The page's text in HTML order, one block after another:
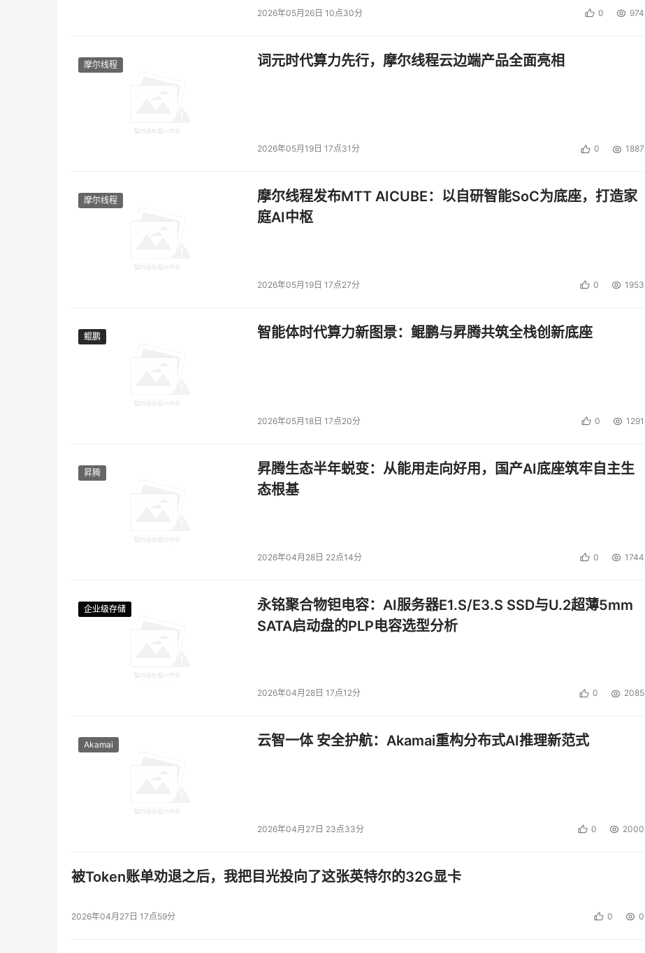
2026年05月26日 10点30分 0 974
摩尔线程 词元时代算力先行，摩尔线程云边端产品全面亮相
2026年05月19日 17点31分 0 1887
摩尔线程
摩尔线程发布MTT AICUBE：以自研智能SoC为底座，打造家
庭AI中枢
2026年05月19日 17点27分 0 1953
鲲鹏
鲲鹏 智能体时代算力新图景：鲲鹏与昇腾共筑全栈创新底座
2026年05月18日 17点20分 0 1291
昇腾
昇腾生态半年蜕变：从能用走向好用，国产AI底座筑牢自主生
态根基
2026年04月28日 22点14分 0 1744
企业级存储
企业级存储
企业级存储
企业级存储
永铭聚合物钽电容：AI服务器E1.S/E3.S SSD与U.2超薄5mm
SATA启动盘的PLP电容选型分析
2026年04月28日 17点12分 0 2085
Akamai 云智一体 安全护航：Akamai重构分布式AI推理新范式
2026年04月27日 23点33分 0 2000
被Token账单劝退之后，我把目光投向了这张英特尔的32G显卡
2026年04月27日 17点59分 0 0